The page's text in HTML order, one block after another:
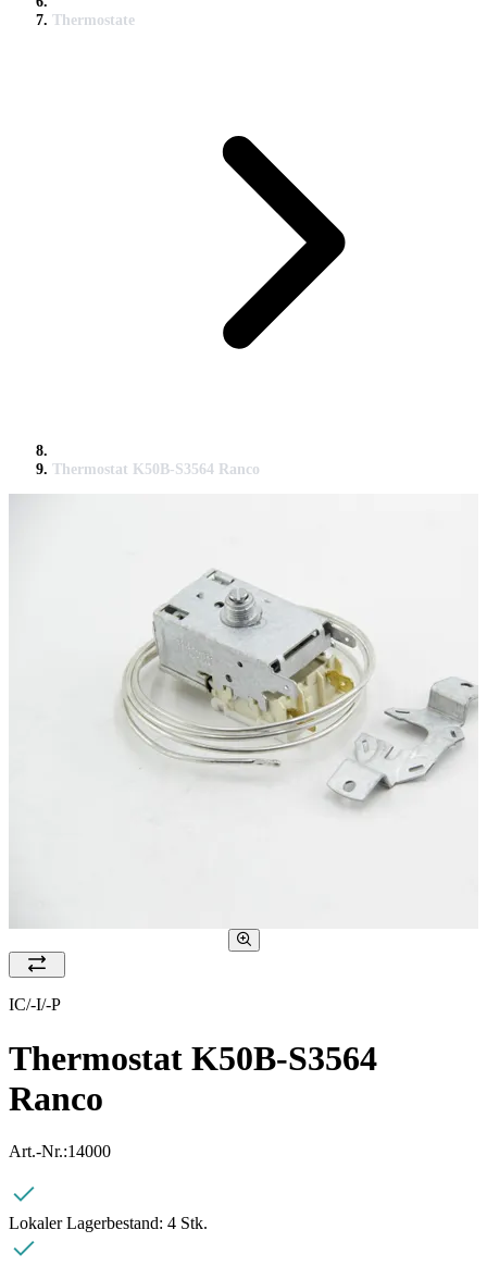
Thermostate
Thermostat K50B-S3564 Ranco
IC/-I/-P
Thermostat K50B-S3564
Ranco
Art.-Nr.:14000
Lokaler Lagerbestand: 4 Stk.